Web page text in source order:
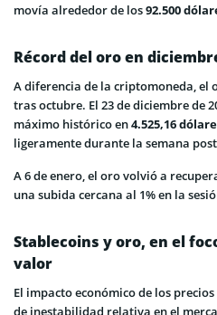
movía alrededor de los92.500
Récord del oro en
A diferencia de la criptomoneda, el
tras octubre. El 23 de diciembre de
máximo histórico en4.525,16
ligeramente durante la semana
A 6 de enero, el oro volvió a
una subida cercana al 1% en la
Stablecoins y oro, en el
valor
El impacto económico de los
de inestabilidad relativa en el